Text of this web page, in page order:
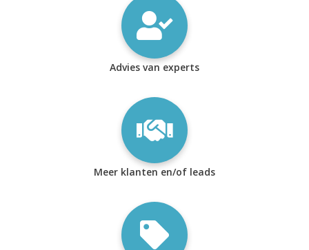
Advies van experts
Meer klanten en/of leads